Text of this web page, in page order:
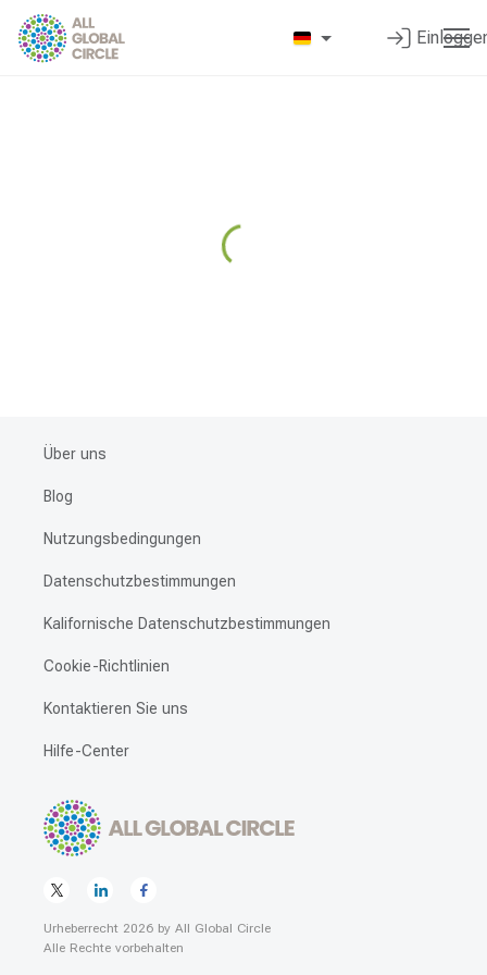
Über uns
Blog
Nutzungsbedingungen
Datenschutzbestimmungen
Kalifornische Datenschutzbestimmungen
Cookie-Richtlinien
Kontaktieren Sie uns
Hilfe-Center
Urheberrecht 2026 by All Global Circle
Alle Rechte vorbehalten